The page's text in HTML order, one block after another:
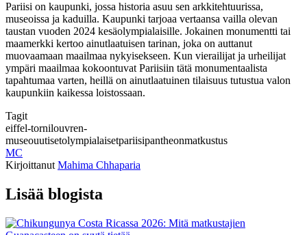
Pariisi on kaupunki, jossa historia asuu sen arkkitehtuurissa,
museoissa ja kaduilla. Kaupunki tarjoaa vertaansa vailla olevan
taustan vuoden 2024 kesäolympialaisille. Jokainen monumentti tai
maamerkki kertoo ainutlaatuisen tarinan, joka on auttanut
muovaamaan maailmaa nykyisekseen. Kun vierailijat ja urheilijat
ympäri maailmaa kokoontuvat Pariisiin tätä monumentaalista
tapahtumaa varten, heillä on ainutlaatuinen tilaisuus tutustua valon
kaupunkiin kaikessa loistossaan.
Tagit
eiffel-tornilouvren-
museouutisetolympialaisetpariisipantheonmatkustus
MC
Kirjoittanut Mahima Chhaparia
Lisää blogista